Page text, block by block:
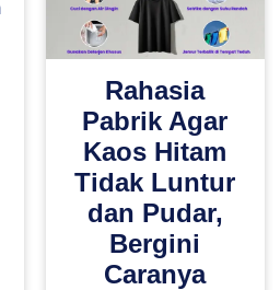
Rahasia
Pabrik Agar
Kaos Hitam
Tidak Luntur
dan Pudar,
Bergini
Caranya